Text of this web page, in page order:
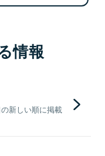
情報
新しい順に掲載